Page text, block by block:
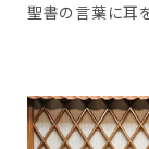
聖書の言葉に耳